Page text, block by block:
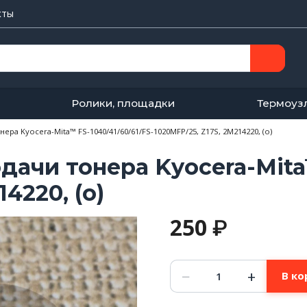
Ролики, площадки
Kyocera-Mita™ FS-1040/41/60/61/FS-1020MFP/25, Z17S, 2M214220, (о)
тонера Kyocera-
(о)
250₽
Количество
товара
Шестерня
− + В